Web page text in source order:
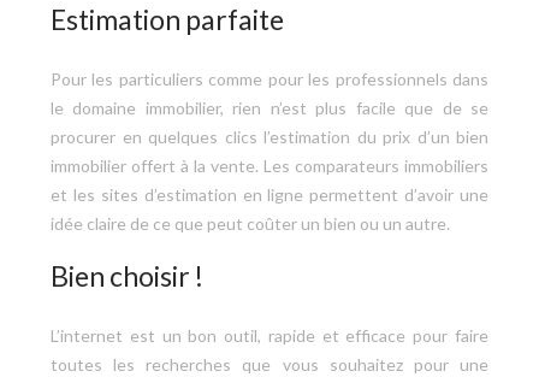
Estimation parfaite
Pour les particuliers comme pour les professionnels dans
le domaine immobilier, rien n’est plus facile que de se
procurer en quelques clics l’estimation du prix d’un bien
immobilier offert à la vente. Les comparateurs immobiliers
et les sites d’estimation en ligne permettent d’avoir une
idée claire de ce que peut coûter un bien ou un autre.
Bien choisir !
L’internet est un bon outil, rapide et efficace pour faire
toutes les recherches que vous souhaitez pour une